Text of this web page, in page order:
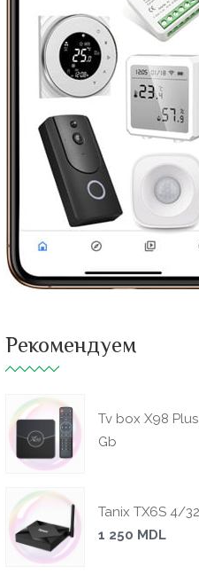
Рекомендуем
Tv box X98
Gb
Tanix TX6S 4/
1 250 MDL